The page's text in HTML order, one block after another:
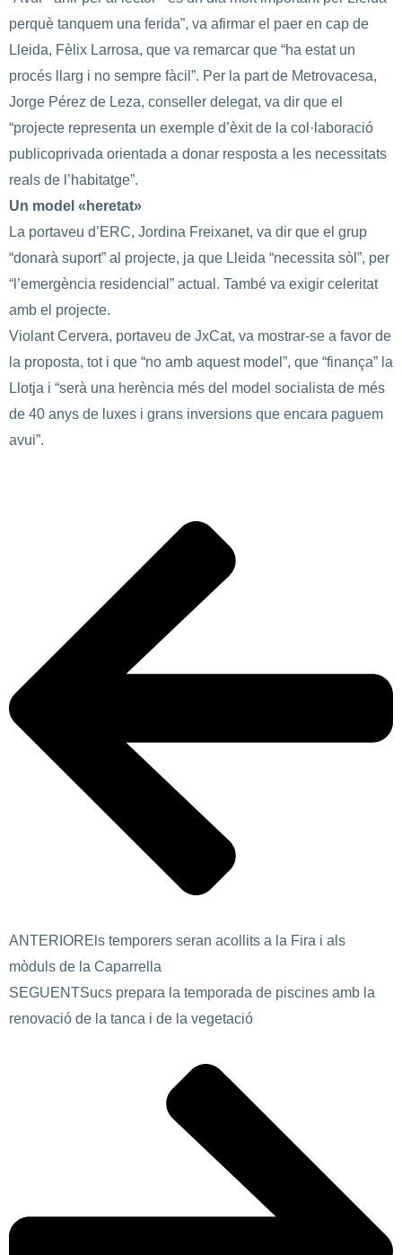
perquè tanquem una ferida”, va afirmar el paer en cap de
Lleida, Fèlix Larrosa, que va remarcar que “ha estat un
procés llarg i no sempre fàcil”. Per la part de Metrovacesa,
Jorge Pérez de Leza, conseller delegat, va dir que el
“projecte representa un exemple d’èxit de la col·laboració
publicoprivada orientada a donar resposta a les necessitats
reals de l’habitatge”.
Un model «heretat»
La portaveu d’ERC, Jordina Freixanet, va dir que el grup
“donarà suport” al projecte, ja que Lleida “necessita sòl”, per
“l’emergència residencial” actual. També va exigir celeritat
amb el projecte.
Violant Cervera, portaveu de JxCat, va mostrar-se a favor de
la proposta, tot i que “no amb aquest model”, que “finança” la
Llotja i “serà una herència més del model socialista de més
de 40 anys de luxes i grans inversions que encara paguem
avui”.
ANTERIOREls temporers seran acollits a la Fira i als
mòduls de la Caparrella
SEGUENTSucs prepara la temporada de piscines amb la
renovació de la tanca i de la vegetació